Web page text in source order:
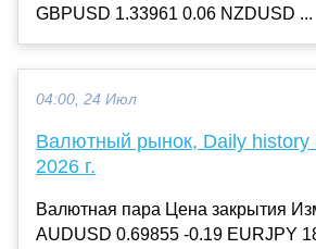
GBPUSD 1.33961 0.06 NZDUSD ...
04:00, 24 Июл
Валютный рынок, Daily history
2026 г.
Валютная пара Цена закрытия
AUDUSD 0.69855 -0.19 EURJPY